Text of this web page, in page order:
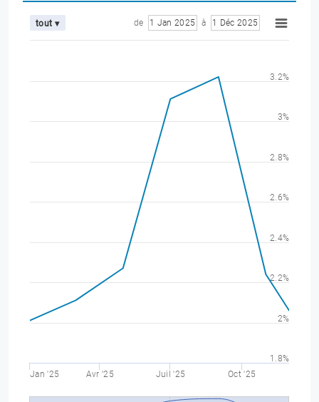
tout ▾ de 1 Jan 2025 à 1 Déc 2025
Jan '25 Avr '25 Juil '25 Oct '25
1.8%
2%
2.2%
2.4%
2.6%
2.8%
3%
3.2%